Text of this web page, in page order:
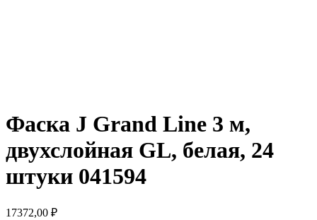
Фаска J Grand Line 3 м,
двухслойная GL, белая, 24
штуки 041594
17372,00 ₽